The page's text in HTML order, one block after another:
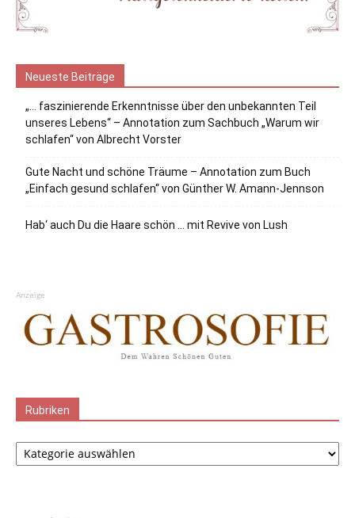
Neueste Beiträge
„… faszinierende Erkenntnisse über den unbekannten Teil
unseres Lebens“ – Annotation zum Sachbuch „Warum wir
schlafen“ von Albrecht Vorster
Gute Nacht und schöne Träume – Annotation zum Buch
„Einfach gesund schlafen“ von Günther W. Amann-Jennson
Hab‘ auch Du die Haare schön … mit Revive von Lush
Anzeige
Rubriken
Rubriken